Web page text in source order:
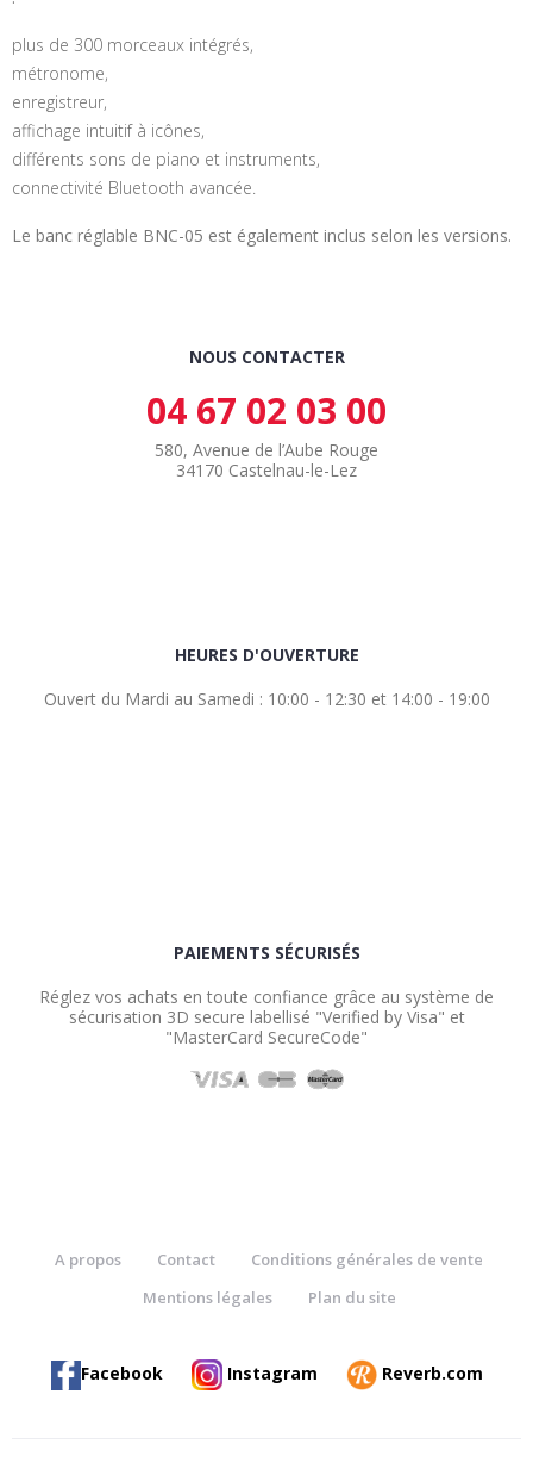
plus de 300 morceaux intégrés,
métronome,
enregistreur,
affichage intuitif à icônes,
différents sons de piano et instruments,
connectivité Bluetooth avancée.
Le banc réglable BNC-05 est également inclus selon les versions.
NOUS CONTACTER
04 67 02 03 00
580, Avenue de l’Aube Rouge
34170 Castelnau-le-Lez
HEURES D'OUVERTURE
Ouvert du Mardi au Samedi : 10:00 - 12:30 et 14:00 - 19:00
PAIEMENTS SÉCURISÉS
Réglez vos achats en toute confiance grâce au système de
sécurisation 3D secure labellisé "Verified by Visa" et
"MasterCard SecureCode"
A propos Contact
Conditions générales de vente
Mentions légales
Plan du site
Facebook Instagram Reverb.com